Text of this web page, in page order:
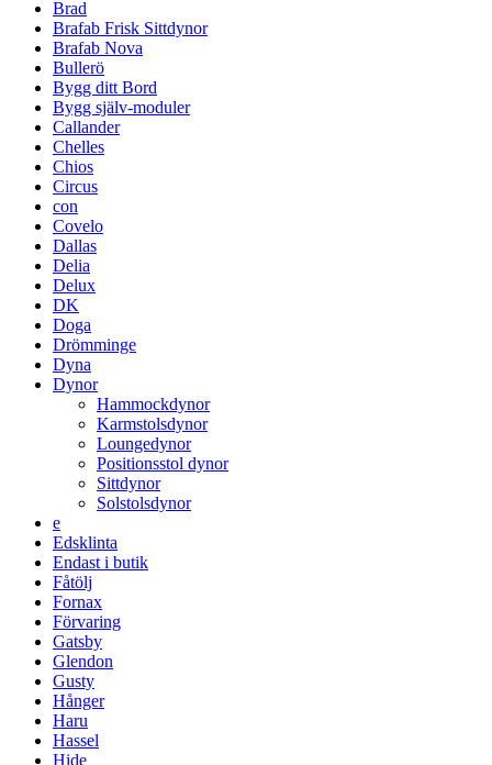
Brad
Brafab Frisk Sittdynor
Brafab Nova
Bullerö
Bygg ditt Bord
Bygg själv-moduler
Callander
Chelles
Chios
Circus
con
Covelo
Dallas
Delia
Delux
DK
Doga
Drömminge
Dyna
Dynor
Hammockdynor
Karmstolsdynor
Loungedynor
Positionsstol dynor
Sittdynor
Solstolsdynor
e
Edsklinta
Endast i butik
Fåtölj
Fornax
Förvaring
Gatsby
Glendon
Gusty
Hånger
Haru
Hassel
Hide